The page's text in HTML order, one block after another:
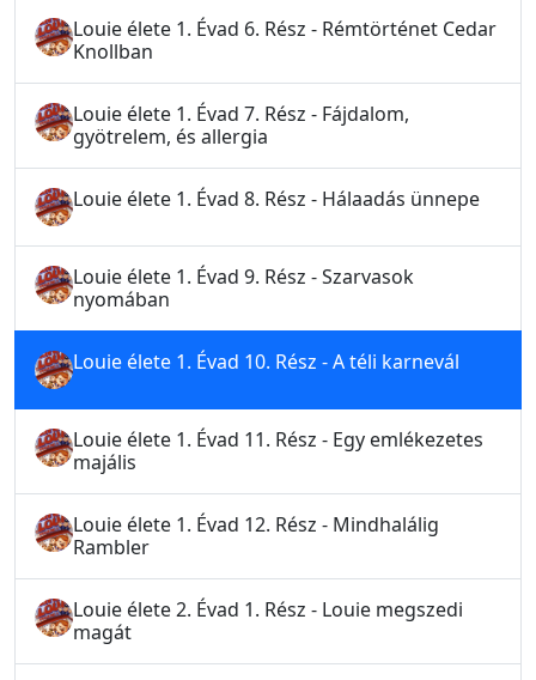
Louie élete 1. Évad 6. Rész - Rémtörténet Cedar
Knollban
Louie élete 1. Évad 7. Rész - Fájdalom,
gyötrelem, és allergia
Louie élete 1. Évad 8. Rész - Hálaadás ünnepe
Louie élete 1. Évad 9. Rész - Szarvasok
nyomában
Louie élete 1. Évad 10. Rész - A téli karnevál
Louie élete 1. Évad 11. Rész - Egy emlékezetes
majális
Louie élete 1. Évad 12. Rész - Mindhalálig
Rambler
Louie élete 2. Évad 1. Rész - Louie megszedi
magát